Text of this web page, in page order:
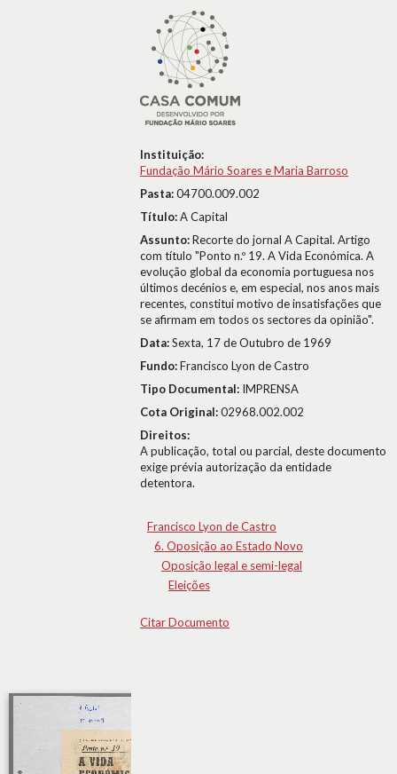
Instituição:
Fundação Mário Soares e Maria Barroso
Pasta:04700.009.002
Título:A Capital
Assunto:Recorte do jornal A Capital. Artigo
com título "Ponto n.º 19. A Vida Económica. A
evolução global da economia portuguesa nos
últimos decénios e, em especial, nos anos mais
recentes, constitui motivo de insatisfações que
se afirmam em todos os sectores da opinião".
Data:Sexta, 17 de Outubro de 1969
Fundo:Francisco Lyon de Castro
Tipo Documental: IMPRENSA
Cota Original:02968.002.002
Direitos:
A publicação, total ou parcial, deste documento
exige prévia autorização da entidade
detentora.
Francisco Lyon de Castro
6. Oposição ao Estado Novo
Oposição legal e semi-legal
Eleições
Citar Documento